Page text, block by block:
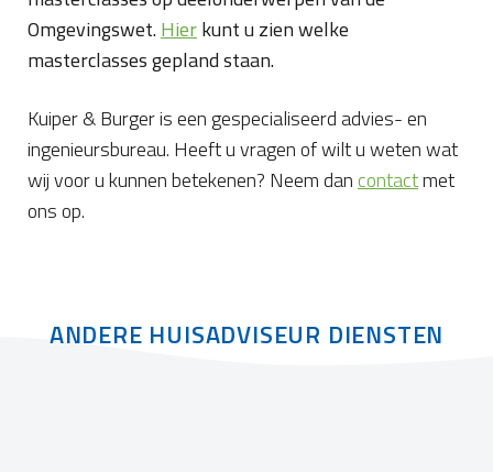
Omgevingswet.Hierkunt u zien welke
masterclasses gepland staan.
Kuiper & Burger is een gespecialiseerd advies- en
ingenieursbureau. Heeft u vragen of wilt u weten wat
wij voor u kunnen betekenen? Neem dancontactmet
ons op.
ANDERE HUISADVISEUR DIENSTEN